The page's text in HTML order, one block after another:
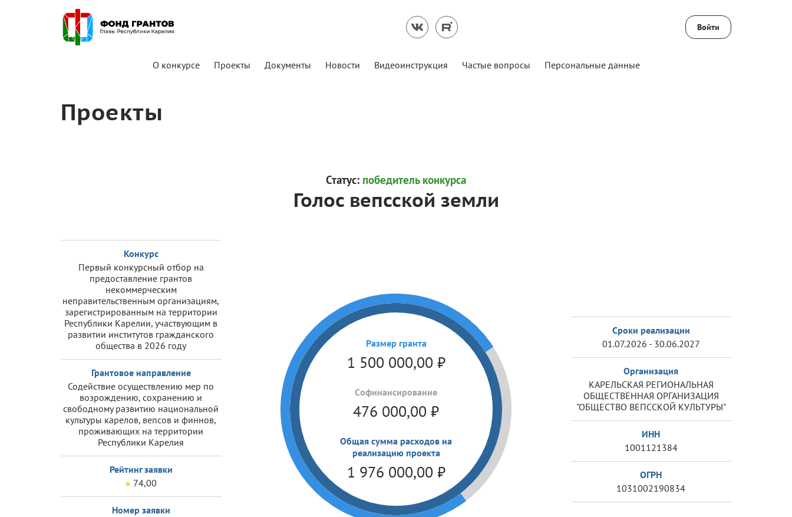
Войти
О конкурсе Проекты Документы Новости Видеоинструкция Частые вопросы Персональные данные
Проекты
Статус: победитель конкурса
Голос вепсской земли
Конкурс
Первый конкурсный отбор на
предоставление грантов
некоммерческим
неправительственным организациям,
зарегистрированным на территории
Республики Карелии, участвующим в
развитии институтов гражданского
общества в 2026 году
Грантовое направление
Содействие осуществлению мер по
возрождению, сохранению и
свободному развитию национальной
культуры карелов, вепсов и финнов,
проживающих на территории
Республики Карелия
Рейтинг заявки
74,00
Номер заявки
Размер гранта
1 500 000,00 ₽
Cофинансирование
476 000,00 ₽
Общая сумма расходов на
реализацию проекта
1 976 000,00 ₽
Сроки реализации
01.07.2026 - 30.06.2027
Организация
КАРЕЛЬСКАЯ РЕГИОНАЛЬНАЯ
ОБЩЕСТВЕННАЯ ОРГАНИЗАЦИЯ
"ОБЩЕСТВО ВЕПССКОЙ КУЛЬТУРЫ"
ИНН
1001121384
ОГРН
1031002190834